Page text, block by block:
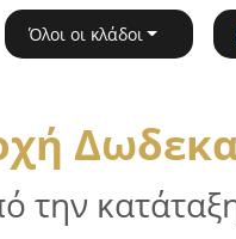
Όλοι οι κλάδοι
την